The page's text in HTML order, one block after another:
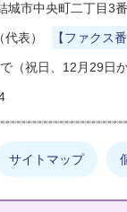
しの情報は何で
城市中央町二丁目3
表） 【ファクス番
（祝日、12月29日
サイトマップ